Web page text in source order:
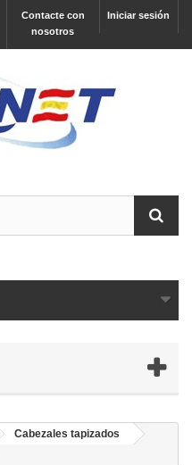
Iniciar sesión
Contacte con
nosotros
Cabezales tapizados